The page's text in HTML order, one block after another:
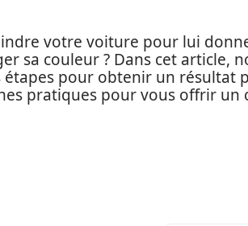
votre voiture pour lui
sa couleur ? Dans cet article,
pour obtenir un résultat
pratiques pour vous offrir un